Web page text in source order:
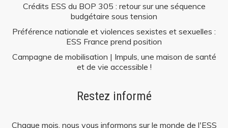
Crédits ESS du BOP 305 : retour sur une séquence
budgétaire sous tension
Préférence nationale et violences sexistes et sexuelles :
ESS France prend position
Campagne de mobilisation | Impuls, une maison de santé
et de vie accessible !
Restez informé
Chaque mois, nous vous informons sur le monde de l'ESS